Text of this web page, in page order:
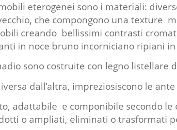
eterogenei sono i materiali:
che compongono una texture
creando bellissimi contrasti
in noce bruno incorniciano ripiani in
sono costruite con legno listellare
dall’altra, impreziosiscono le
adattabile e componibile secondo
o ampliati, eliminati o trasformati